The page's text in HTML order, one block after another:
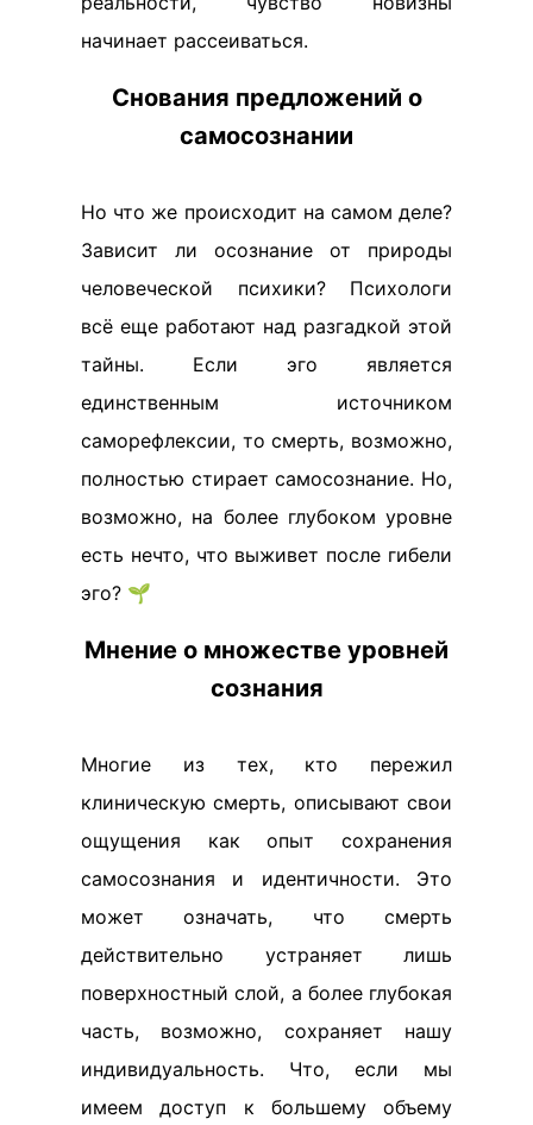
начинает рассеиваться.
Снования предложений о
самосознании
Но что же происходит на самом деле?
Зависит ли осознание от природы
человеческой психики? Психологи
всё еще работают над разгадкой этой
тайны. Если эго является
единственным источником
саморефлексии, то смерть, возможно,
полностью стирает самосознание. Но,
возможно, на более глубоком уровне
есть нечто, что выживет после гибели
эго? 🌱
Мнение о множестве уровней
сознания
Многие из тех, кто пережил
клиническую смерть, описывают свои
ощущения как опыт сохранения
самосознания и идентичности. Это
может означать, что смерть
действительно устраняет лишь
поверхностный слой, а более глубокая
часть, возможно, сохраняет нашу
индивидуальность. Что, если мы
имеем доступ к большему объему